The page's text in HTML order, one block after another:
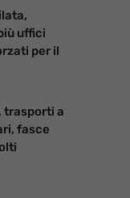
uffici
per il
trasporti a
fasce